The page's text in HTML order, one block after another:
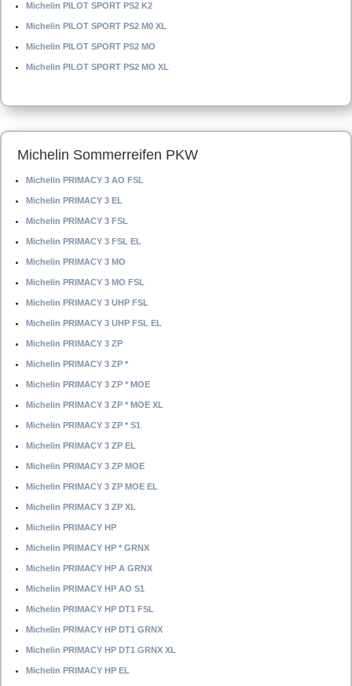
Michelin PILOT SPORT PS2 K2
Michelin PILOT SPORT PS2 M0 XL
Michelin PILOT SPORT PS2 MO
Michelin PILOT SPORT PS2 MO XL
Michelin Sommerreifen PKW
Michelin PRIMACY 3 AO FSL
Michelin PRIMACY 3 EL
Michelin PRIMACY 3 FSL
Michelin PRIMACY 3 FSL EL
Michelin PRIMACY 3 MO
Michelin PRIMACY 3 MO FSL
Michelin PRIMACY 3 UHP FSL
Michelin PRIMACY 3 UHP FSL EL
Michelin PRIMACY 3 ZP
Michelin PRIMACY 3 ZP *
Michelin PRIMACY 3 ZP * MOE
Michelin PRIMACY 3 ZP * MOE XL
Michelin PRIMACY 3 ZP * S1
Michelin PRIMACY 3 ZP EL
Michelin PRIMACY 3 ZP MOE
Michelin PRIMACY 3 ZP MOE EL
Michelin PRIMACY 3 ZP XL
Michelin PRIMACY HP
Michelin PRIMACY HP * GRNX
Michelin PRIMACY HP A GRNX
Michelin PRIMACY HP AO S1
Michelin PRIMACY HP DT1 FSL
Michelin PRIMACY HP DT1 GRNX
Michelin PRIMACY HP DT1 GRNX XL
Michelin PRIMACY HP EL